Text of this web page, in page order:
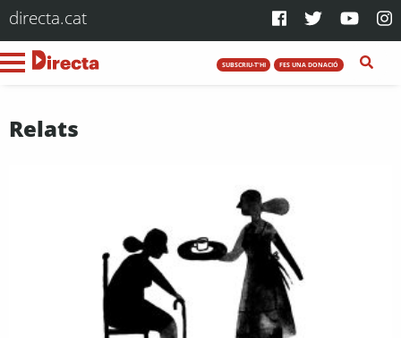
directa.cat
SUBSCRIU-T'HI FES UNA DONACIÓ
Relats